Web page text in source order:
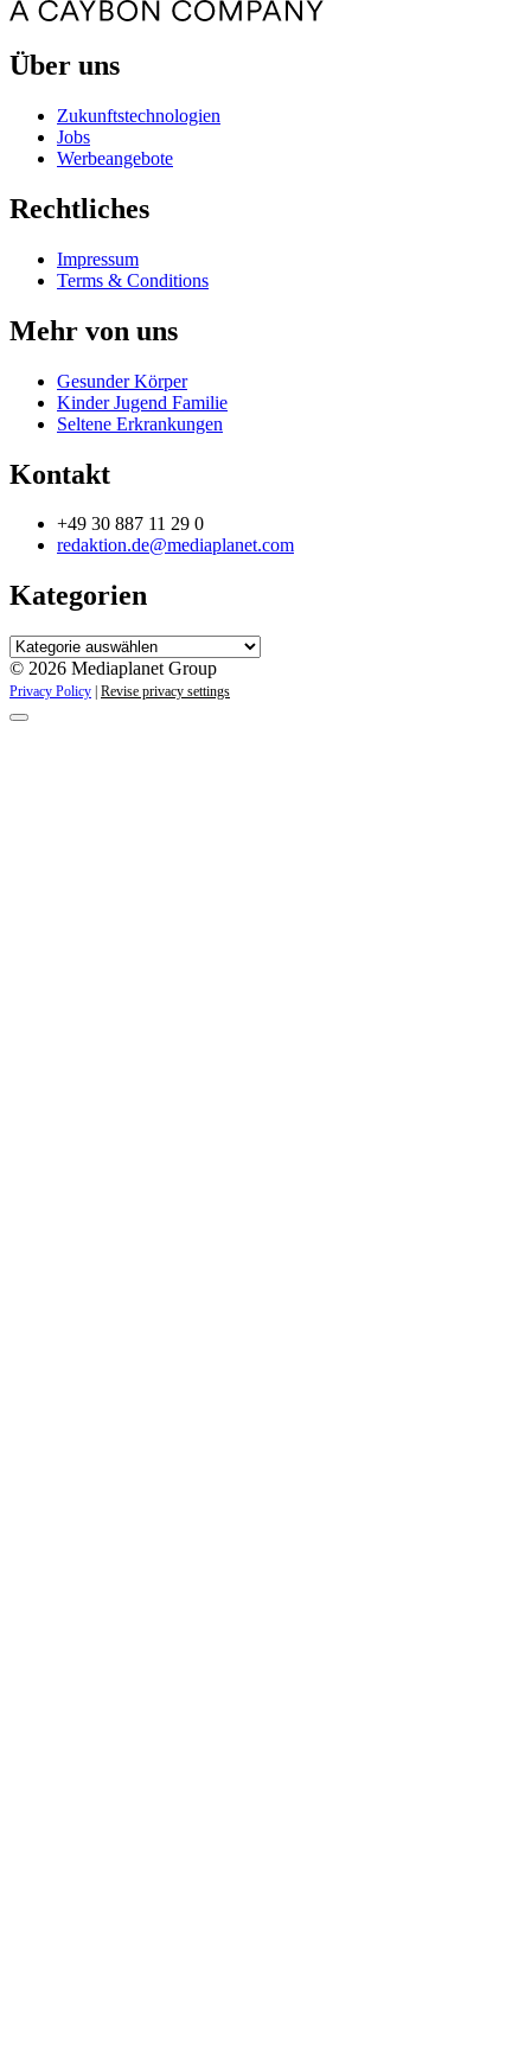
Über uns
Zukunftstechnologien
Jobs
Werbeangebote
Rechtliches
Impressum
Terms & Conditions
Mehr von uns
Gesunder Körper
Kinder Jugend Familie
Seltene Erkrankungen
Kontakt
+49 30 887 11 29 0
redaktion.de@mediaplanet.com
Kategorien
Kategorien
© 2026 Mediaplanet Group
Privacy Policy Revise privacy settings